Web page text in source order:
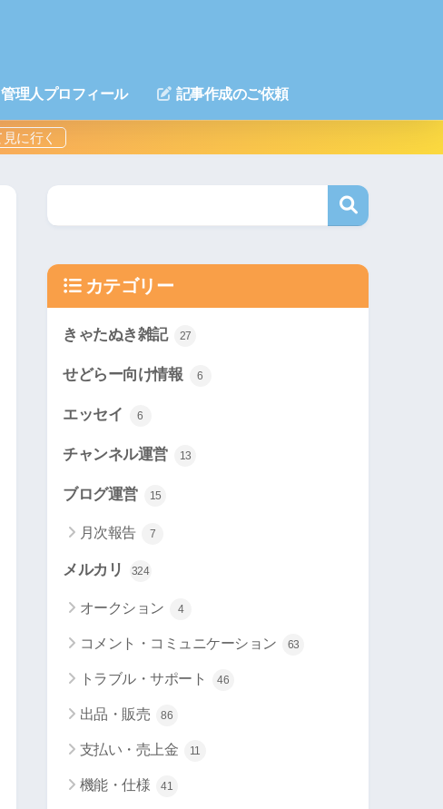
管理人プロフィール 記事作成のご依頼
カテゴリー
きゃたぬき雑記 27
せどらー向け情報 6
エッセイ 6
チャンネル運営 13
ブログ運営 15
月次報告 7
メルカリ 324
オークション 4
コメント・コミュニケーション 63
トラブル・サポート 46
出品・販売 86
支払い・売上金 11
機能・仕様 41